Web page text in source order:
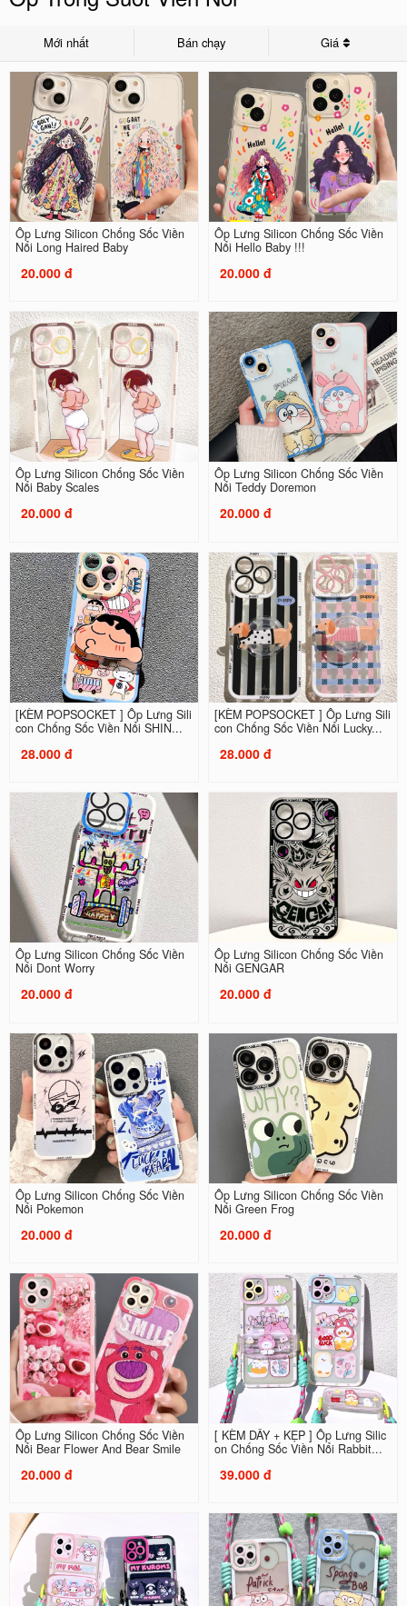
Mới nhất Bán chạy Giá
Ốp Lưng Silicon Chống Sốc Viền
Nổi Long Haired Baby
20.000 đ
Ốp Lưng Silicon Chống Sốc Viền
Nổi Hello Baby !!!
20.000 đ
Ốp Lưng Silicon Chống Sốc Viền
Nổi Baby Scales
20.000 đ
Ốp Lưng Silicon Chống Sốc Viền
Nổi Teddy Doremon
20.000 đ
[KÈM POPSOCKET ] Ốp Lưng Sili
con Chống Sốc Viền Nổi SHIN...
28.000 đ
[KÈM POPSOCKET ] Ốp Lưng Sili
con Chống Sốc Viền Nổi Lucky...
28.000 đ
Ốp Lưng Silicon Chống Sốc Viền
Nổi Dont Worry
20.000 đ
Ốp Lưng Silicon Chống Sốc Viền
Nổi GENGAR
20.000 đ
Ốp Lưng Silicon Chống Sốc Viền
Nổi Pokemon
20.000 đ
Ốp Lưng Silicon Chống Sốc Viền
Nổi Green Frog
20.000 đ
Ốp Lưng Silicon Chống Sốc Viền
Nổi Bear Flower And Bear Smile
20.000 đ
[ KÈM DÂY + KẸP ] Ốp Lưng Silic
on Chống Sốc Viền Nổi Rabbit...
39.000 đ